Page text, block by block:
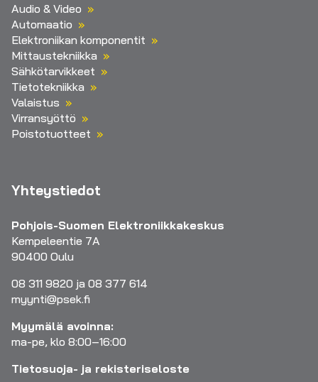
Audio & Video
Automaatio
Elektroniikan komponentit
Mittaustekniikka
Sähkötarvikkeet
Tietotekniikka
Valaistus
Virransyöttö
Poistotuotteet
Yhteystiedot
Pohjois-Suomen Elektroniikkakeskus
Kempeleentie 7A
90400 Oulu
08 311 9820 ja 08 377 614
myynti@psek.fi
Myymälä avoinna:
ma-pe, klo 8:00–16:00
Tietosuoja- ja rekisteriseloste